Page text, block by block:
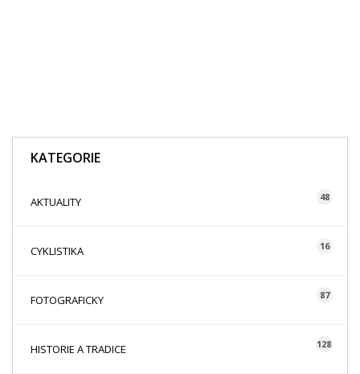
KATEGORIE
AKTUALITY 48
CYKLISTIKA 16
FOTOGRAFICKY 87
HISTORIE A TRADICE 128